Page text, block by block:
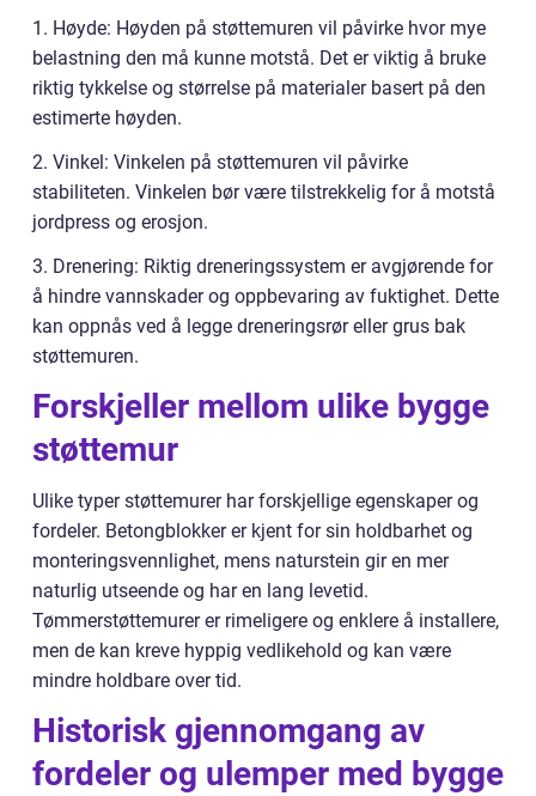
1. Høyde: Høyden på støttemuren vil påvirke hvor mye
belastning den må kunne motstå. Det er viktig å bruke
riktig tykkelse og størrelse på materialer basert på den
estimerte høyden.
2. Vinkel: Vinkelen på støttemuren vil påvirke
stabiliteten. Vinkelen bør være tilstrekkelig for å motstå
jordpress og erosjon.
3. Drenering: Riktig dreneringssystem er avgjørende for
å hindre vannskader og oppbevaring av fuktighet. Dette
kan oppnås ved å legge dreneringsrør eller grus bak
støttemuren.
Forskjeller mellom ulike bygge
støttemur
Ulike typer støttemurer har forskjellige egenskaper og
fordeler. Betongblokker er kjent for sin holdbarhet og
monteringsvennlighet, mens naturstein gir en mer
naturlig utseende og har en lang levetid.
Tømmerstøttemurer er rimeligere og enklere å installere,
men de kan kreve hyppig vedlikehold og kan være
mindre holdbare over tid.
Historisk gjennomgang av
fordeler og ulemper med bygge